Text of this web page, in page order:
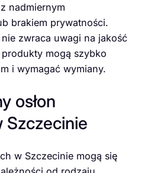
nadmiernym
brakiem prywatności.
zwraca uwagi na jakość
produkty mogą szybko
i wymagać wymiany.
osłon
Szczecinie
w Szczecinie mogą się